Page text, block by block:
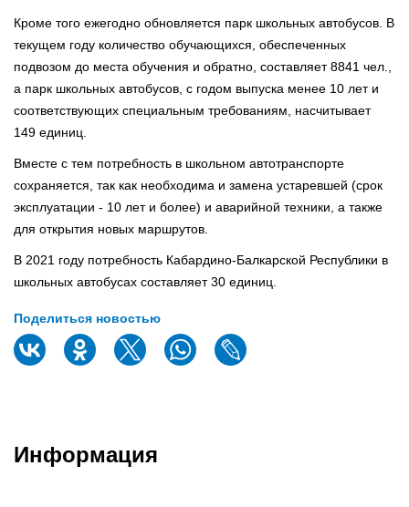
Кроме того ежегодно обновляется парк школьных автобусов. В
текущем году количество обучающихся, обеспеченных
подвозом до места обучения и обратно, составляет 8841 чел.,
а парк школьных автобусов, с годом выпуска менее 10 лет и
соответствующих специальным требованиям, насчитывает
149 единиц.
Вместе с тем потребность в школьном автотранспорте
сохраняется, так как необходима и замена устаревшей (срок
эксплуатации - 10 лет и более) и аварийной техники, а также
для открытия новых маршрутов.
В 2021 году потребность Кабардино-Балкарской Республики в
школьных автобусах составляет 30 единиц.
Поделиться новостью
Информация